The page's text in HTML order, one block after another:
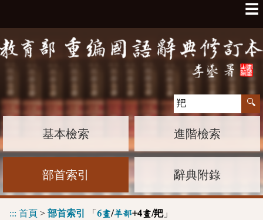
☰
基本檢索 進階檢索
部首索引 辭典附錄
::: 首頁 > 部首索引 「 6畫/羊部+4畫/羓」